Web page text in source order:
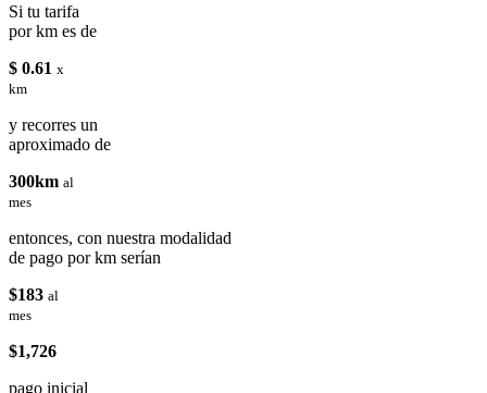
Si tu tarifa
por km es de
$ 0.61 x
km
y recorres un
aproximado de
300km al
mes
entonces, con nuestra modalidad
de pago por km serían
$183 al
mes
$1,726
pago inicial